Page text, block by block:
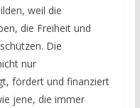
weil die
die Freiheit und
Die
nur
fördert und finanziert
jene, die immer